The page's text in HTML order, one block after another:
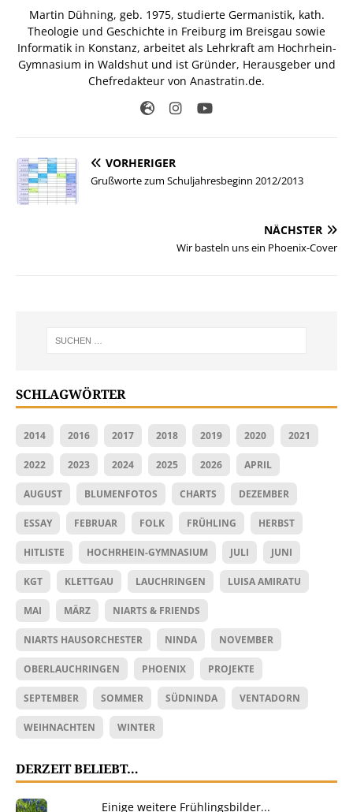
Martin Dühning, geb. 1975, studierte Germanistik, kath.
Theologie und Geschichte in Freiburg im Breisgau sowie
Informatik in Konstanz, arbeitet als Lehrkraft am Hochrhein-
Gymnasium in Waldshut und ist Gründer, Herausgeber und
Chefredakteur von Anastratin.de.
VORHERIGER
Grußworte zum Schuljahresbeginn 2012/2013
NÄCHSTER
Wir basteln uns ein Phoenix-Cover
SCHLAGWÖRTER
2014 2016 2017 2018 2019 2020 2021
2022 2023 2024 2025 2026 APRIL
AUGUST BLUMENFOTOS CHARTS DEZEMBER
ESSAY FEBRUAR FOLK FRÜHLING HERBST
HITLISTE HOCHRHEIN-GYMNASIUM JULI JUNI
KGT KLETTGAU LAUCHRINGEN LUISA AMIRATU
MAI MÄRZ NIARTS & FRIENDS
NIARTS HAUSORCHESTER NINDA NOVEMBER
OBERLAUCHRINGEN PHOENIX PROJEKTE
SEPTEMBER SOMMER SÜDNINDA VENTADORN
WEIHNACHTEN WINTER
DERZEIT BELIEBT…
Einige weitere Frühlingsbilder...